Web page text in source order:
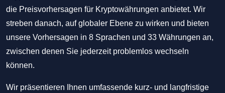
die Preisvorhersagen für Kryptowährungen anbietet. Wir
streben danach, auf globaler Ebene zu wirken und bieten
unsere Vorhersagen in 8 Sprachen und 33 Währungen an,
zwischen denen Sie jederzeit problemlos wechseln
können.
Wir präsentieren Ihnen umfassende kurz- und langfristige